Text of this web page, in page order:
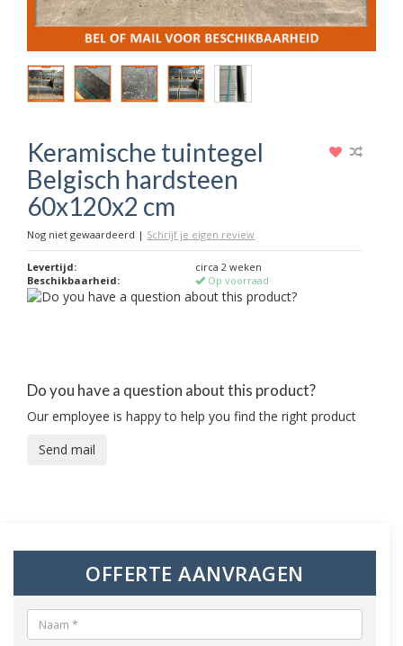
Keramische tuintegel
Belgisch hardsteen
60x120x2 cm
Nog niet gewaardeerd | Schrijf je eigen review
Levertijd:
circa 2 weken
Beschikbaarheid:
Op voorraad
Do you have a question about this product?
Our employee is happy to help you find the right product
Send mail
OFFERTE AANVRAGEN